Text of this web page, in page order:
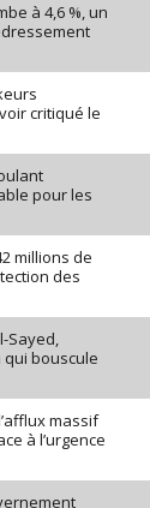
à 4,6 %, un
critiqué le
pour les
millions de
des
Sayed,
qui bouscule
massif
à l’urgence